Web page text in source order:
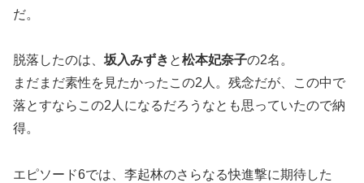
だ。
脱落したのは、 坂入みずき と松本妃奈子の2名。
まだまだ素性を見たかったこの2人。残念だが、この中で
落とすならこの2人になるだろうなとも思っていたので納
得。
エピソード6では、李起林のさらなる快進撃に期待した